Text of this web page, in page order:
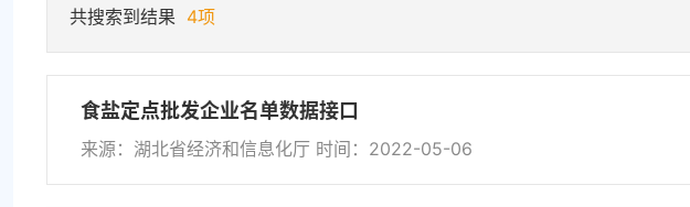
共搜索到结果 4项
食盐定点批发企业名单数据接口
来源：湖北省经济和信息化厅 时间：2022-05-06